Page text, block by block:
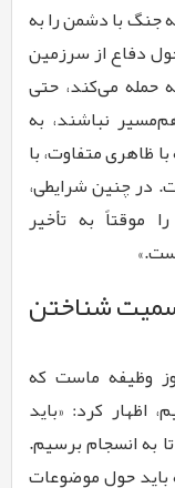
جنگ با دشمن را به
دفاع از سرزمین
حمله می‌کند، حتی
نباشند، به
ظاهری متفاوت، با
در چنین شرایطی،
موقتاً به تأخیر
شناختن
وظیفه ماست که
کرد: «باید
به انسجام برسیم.
باید حول موضوعات